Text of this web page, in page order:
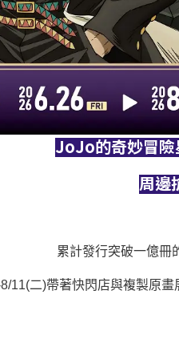
JoJo的奇妙冒險
周邊
累計發行突破一億冊
11(二)帶著快閃店與複製原